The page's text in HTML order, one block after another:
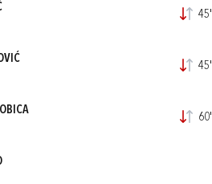
45'
45'
60'